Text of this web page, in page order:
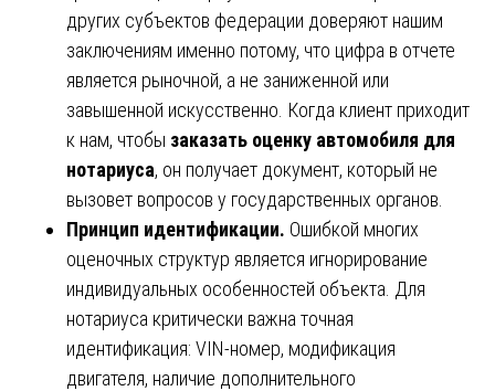
других субъектов федерации доверяют нашим
заключениям именно потому, что цифра в отчете
является рыночной, а не заниженной или
завышенной искусственно. Когда клиент приходит
к нам, чтобы заказать оценку автомобиля для
нотариуса, он получает документ, который не
вызовет вопросов у государственных органов.
Принцип идентификации. Ошибкой многих
оценочных структур является игнорирование
индивидуальных особенностей объекта. Для
нотариуса критически важна точная
идентификация: VIN-номер, модификация
двигателя, наличие дополнительного